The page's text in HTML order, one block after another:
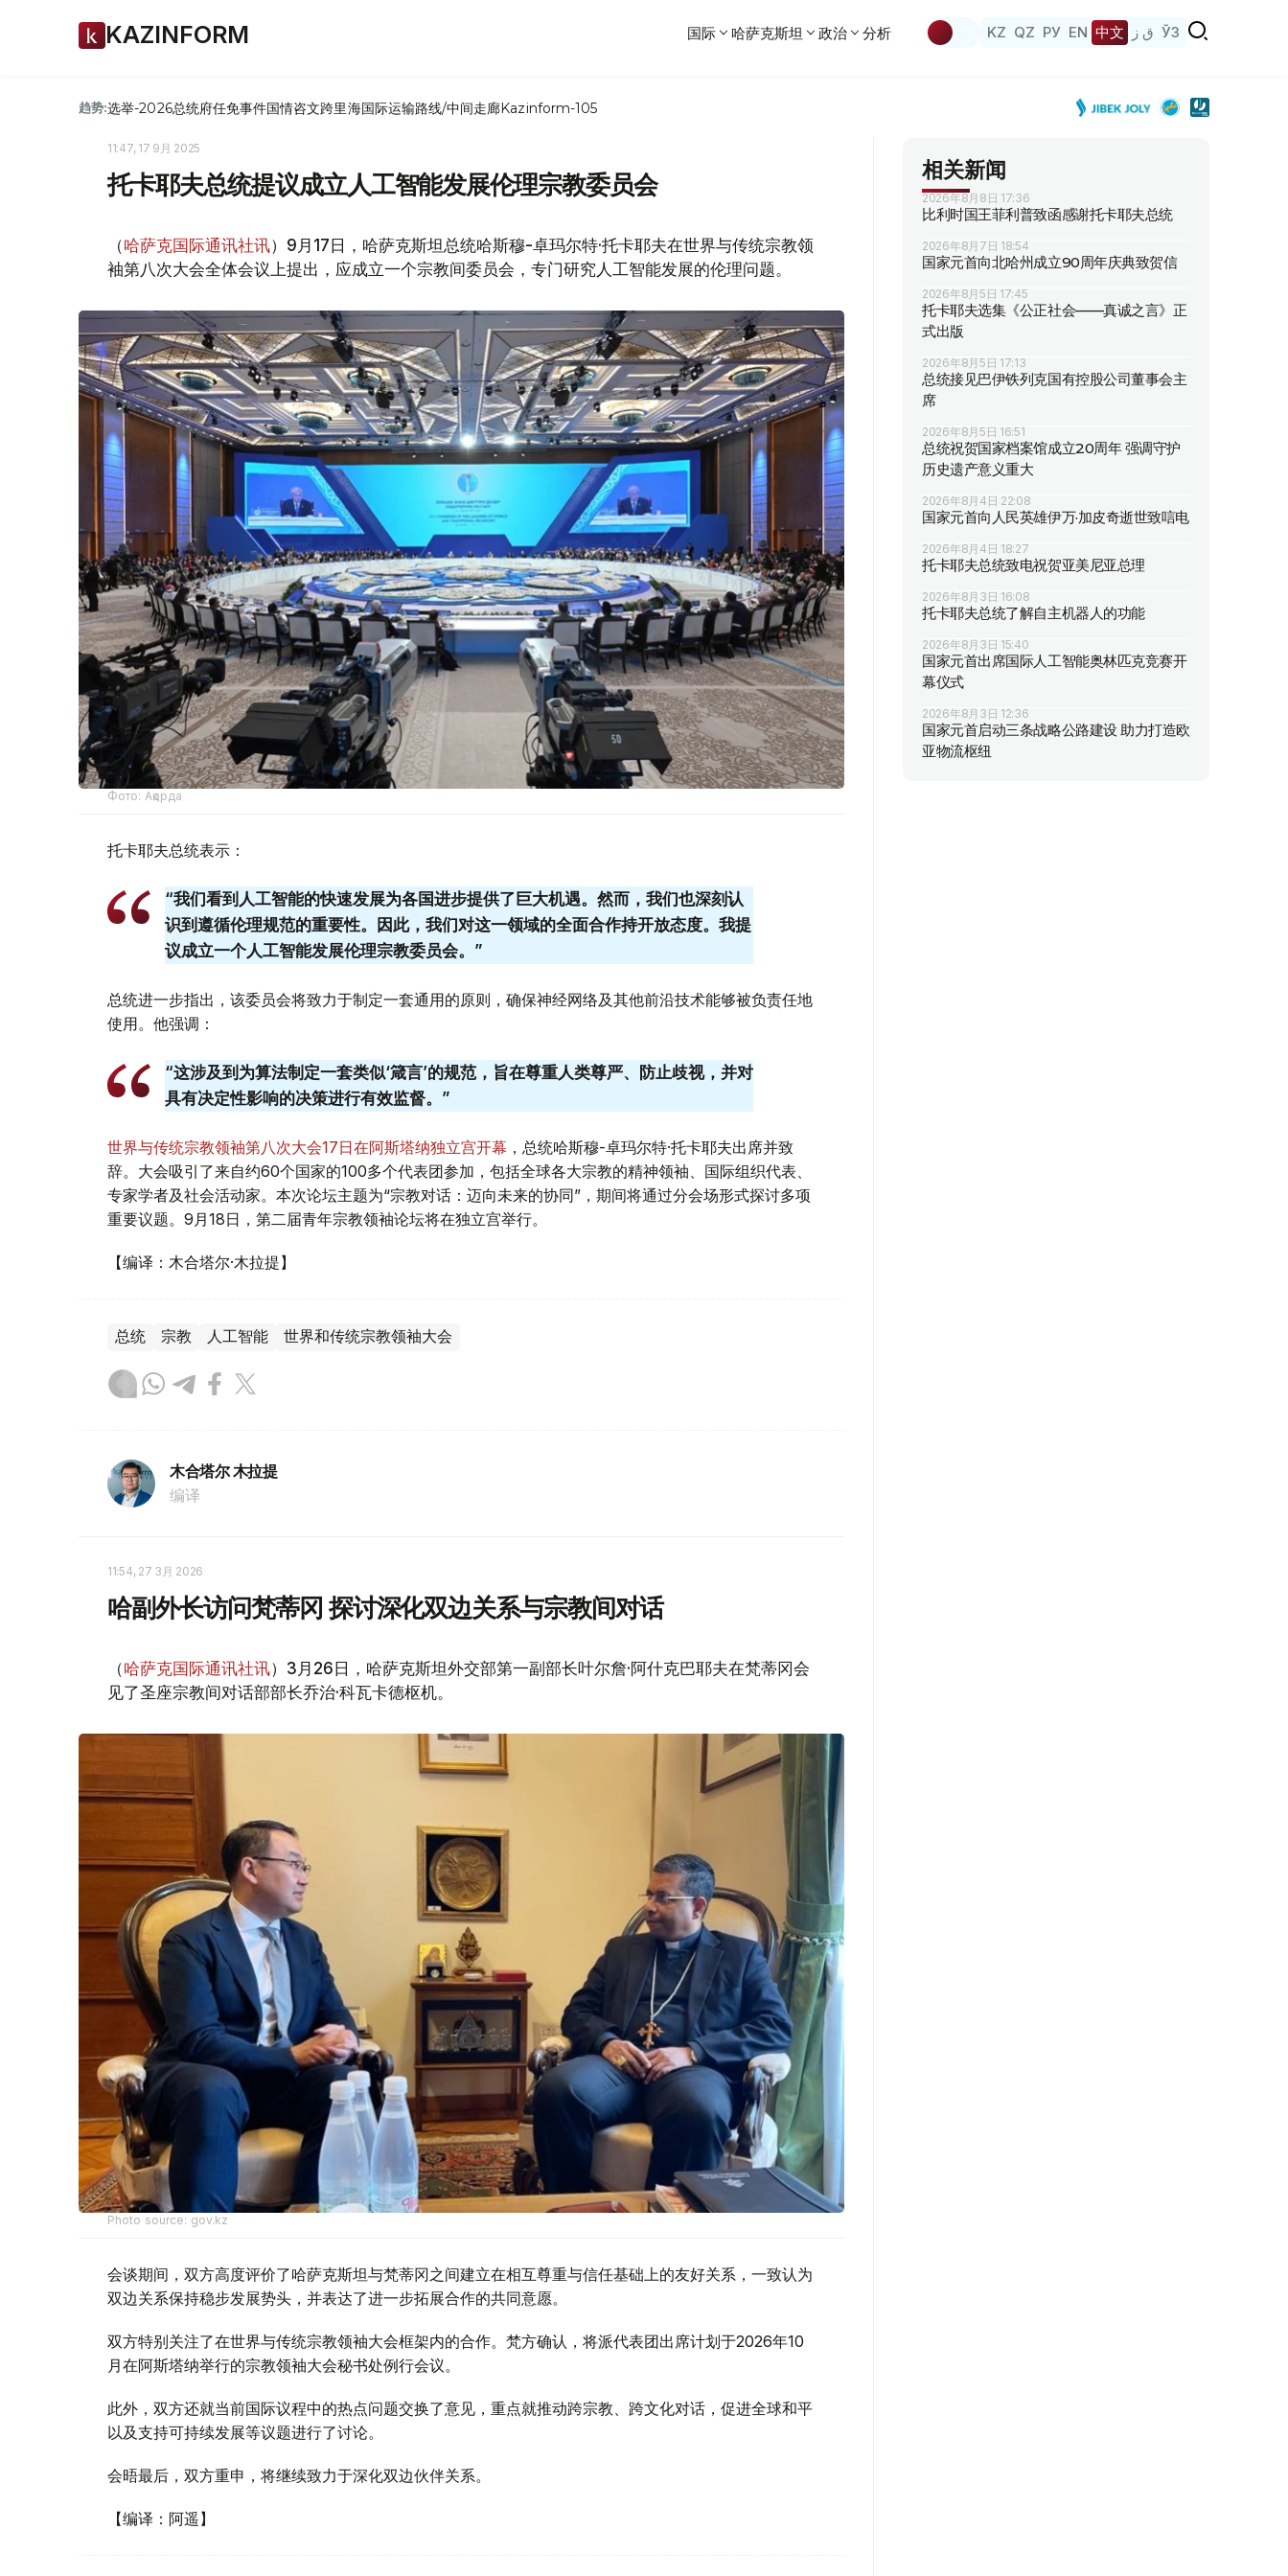
KAZINFORM 国际 哈萨克斯坦 政治 分析 KZ QZ РУ EN 中文 ق ز ЎЗ
趋势:选举-2026总统府任免事件国情咨文跨里海国际运输路线/中间走廊Kazinform-105
11:47, 17 9月 2025
托卡耶夫总统提议成立人工智能发展伦理宗教委员会
（哈萨克国际通讯社讯）9月17日，哈萨克斯坦总统哈斯穆-卓玛尔特·托卡耶夫在世界与传统宗教领
袖第八次大会全体会议上提出，应成立一个宗教间委员会，专门研究人工智能发展的伦理问题。
Фото: Ақорда
托卡耶夫总统表示：
“我们看到人工智能的快速发展为各国进步提供了巨大机遇。然而，我们也深刻认
识到遵循伦理规范的重要性。因此，我们对这一领域的全面合作持开放态度。我提
议成立一个人工智能发展伦理宗教委员会。”
总统进一步指出，该委员会将致力于制定一套通用的原则，确保神经网络及其他前沿技术能够被负责任地
使用。他强调：
“这涉及到为算法制定一套类似‘箴言’的规范，旨在尊重人类尊严、防止歧视，并对
具有决定性影响的决策进行有效监督。”
世界与传统宗教领袖第八次大会17日在阿斯塔纳独立宫开幕 ，总统哈斯穆-卓玛尔特·托卡耶夫出席并致
辞。大会吸引了来自约60个国家的100多个代表团参加，包括全球各大宗教的精神领袖、国际组织代表、
专家学者及社会活动家。本次论坛主题为“宗教对话：迈向未来的协同”，期间将通过分会场形式探讨多项
重要议题。9月18日，第二届青年宗教领袖论坛将在独立宫举行。
【编译：木合塔尔·木拉提】
总统 宗教 人工智能 世界和传统宗教领袖大会
木合塔尔 木拉提
编译
11:54, 27 3月 2026
哈副外长访问梵蒂冈 探讨深化双边关系与宗教间对话
（哈萨克国际通讯社讯）3月26日，哈萨克斯坦外交部第一副部长叶尔詹·阿什克巴耶夫在梵蒂冈会
见了圣座宗教间对话部部长乔治·科瓦卡德枢机。
Photo source: gov.kz
会谈期间，双方高度评价了哈萨克斯坦与梵蒂冈之间建立在相互尊重与信任基础上的友好关系，一致认为
双边关系保持稳步发展势头，并表达了进一步拓展合作的共同意愿。
双方特别关注了在世界与传统宗教领袖大会框架内的合作。梵方确认，将派代表团出席计划于2026年10
月在阿斯塔纳举行的宗教领袖大会秘书处例行会议。
此外，双方还就当前国际议程中的热点问题交换了意见，重点就推动跨宗教、跨文化对话，促进全球和平
以及支持可持续发展等议题进行了讨论。
会晤最后，双方重申，将继续致力于深化双边伙伴关系。
【编译：阿遥】
相关新闻
2026年8月8日 17:36
比利时国王菲利普致函感谢托卡耶夫总统
2026年8月7日 18:54
国家元首向北哈州成立90周年庆典致贺信
2026年8月5日 17:45
托卡耶夫选集《公正社会——真诚之言》正
式出版
2026年8月5日 17:13
总统接见巴伊铁列克国有控股公司董事会主
席
2026年8月5日 16:51
总统祝贺国家档案馆成立20周年 强调守护
历史遗产意义重大
2026年8月4日 22:08
国家元首向人民英雄伊万·加皮奇逝世致唁电
2026年8月4日 18:27
托卡耶夫总统致电祝贺亚美尼亚总理
2026年8月3日 16:08
托卡耶夫总统了解自主机器人的功能
2026年8月3日 15:40
国家元首出席国际人工智能奥林匹克竞赛开
幕仪式
2026年8月3日 12:36
国家元首启动三条战略公路建设 助力打造欧
亚物流枢纽